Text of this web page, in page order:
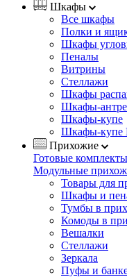
Шкафы
Все шкафы
Полки и
Шкафы
Пеналы
Витрины
Стеллажи
Шкафы
Шкафы-
Шкафы-купе
Шкафы-купе
Прихожие
Готовые
Модульные
Товары для
Шкафы и
Тумбы в
Комоды в
Вешалки
Стеллажи
Зеркала
Пуфы и